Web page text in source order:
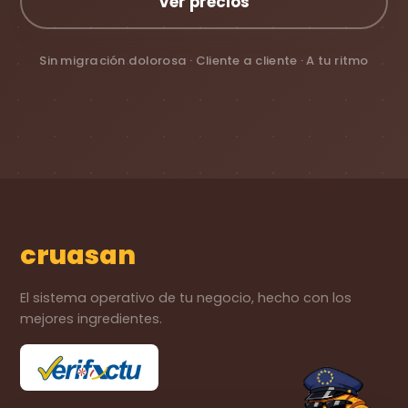
Sin migración dolorosa · Cliente a cliente · A tu ritmo
cruasan
El sistema operativo de tu negocio, hecho con los
mejores ingredientes.